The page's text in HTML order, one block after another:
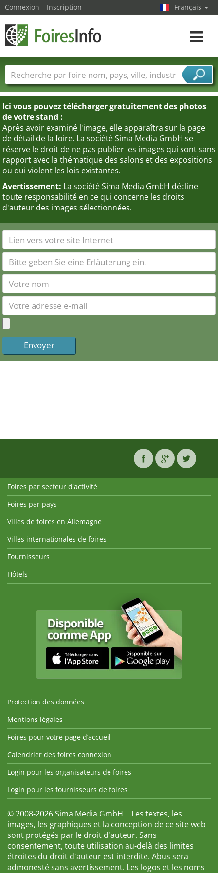
Ici vous pouvez télécharger gratuitement des photos
de votre stand :
Après avoir examiné l'image, elle apparaîtra sur la page
de détail de la foire. La société Sima Media GmbH se
réserve le droit de ne pas publier les images qui sont sans
rapport avec la thématique des salons et des expositions
ou qui violent les lois existantes.
Avertissement: La société Sima Media GmbH décline
toute responsabilité en ce qui concerne les droits
d'auteur des images sélectionnées.
Connexion Inscription Français
Toggle
Foire noms Pays Villes
Secteurs de foire
Secteurs du fournisseur de services
Foires par secteur d'activité
Foires par pays
Villes de foires en Allemagne
Villes internationales de foires
Fournisseurs
Hôtels
Protection des données
Mentions légales
Foires pour votre page d’accueil
Calendrier des foires connexion
Login pour les organisateurs de foires
Login pour les fournisseurs de foires
© 2008-2026 Sima Media GmbH | Les textes, les
images, les graphiques et la conception de ce site web
sont protégés par le droit d'auteur. Sans
consentement, toute utilisation au-delà des limites
étroites du droit d'auteur est interdite. Abus sera
admonesté sans avertissement. Les logos et les noms